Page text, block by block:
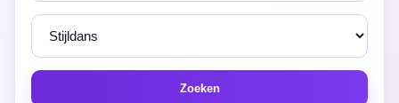
Zoeken